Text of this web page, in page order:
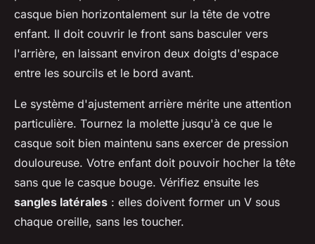
casque bien horizontalement sur la tête de votre
enfant. Il doit couvrir le front sans basculer vers
l'arrière, en laissant environ deux doigts d'espace
entre les sourcils et le bord avant.
Le système d'ajustement arrière mérite une attention
particulière. Tournez la molette jusqu'à ce que le
casque soit bien maintenu sans exercer de pression
douloureuse. Votre enfant doit pouvoir hocher la tête
sans que le casque bouge. Vérifiez ensuite les
sangles latérales : elles doivent former un V sous
chaque oreille, sans les toucher.